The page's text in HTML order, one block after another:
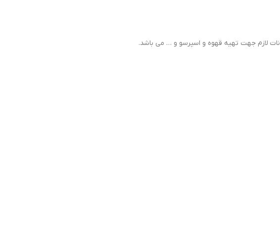
لازم جهت تهیه قهوه و اسپرسو و … می باشد.